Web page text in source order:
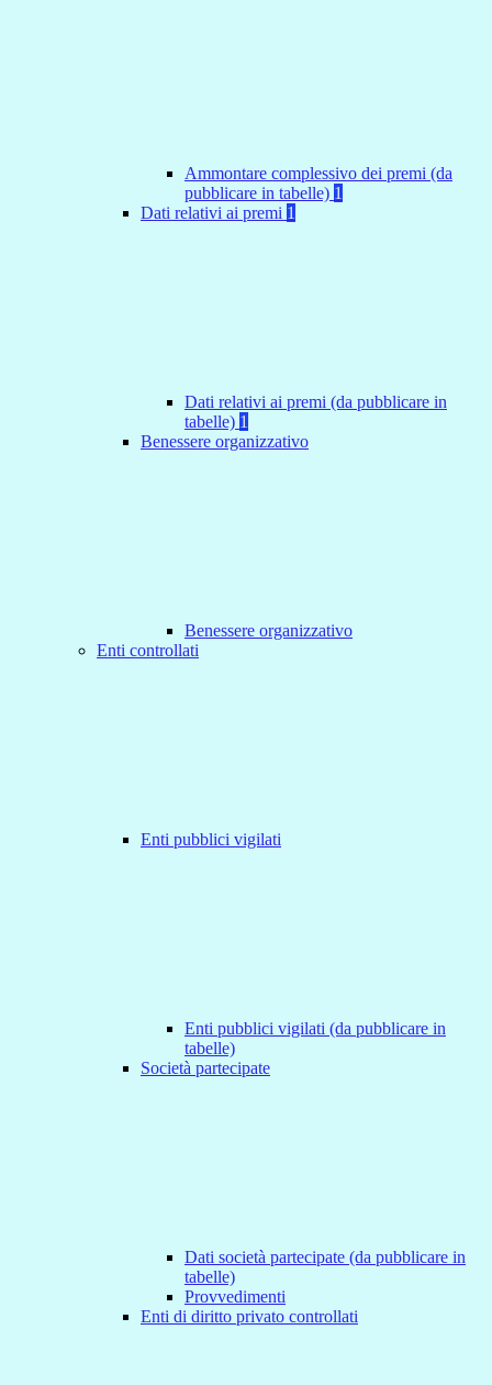
Ammontare complessivo dei premi (da
pubblicare in tabelle) 1
Dati relativi ai premi 1
Dati relativi ai premi (da pubblicare in
tabelle) 1
Benessere organizzativo
Benessere organizzativo
Enti controllati
Enti pubblici vigilati
Enti pubblici vigilati (da pubblicare in
tabelle)
Società partecipate
Dati società partecipate (da pubblicare in
tabelle)
Provvedimenti
Enti di diritto privato controllati